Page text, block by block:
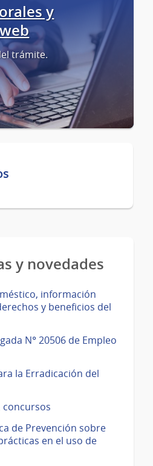
y
trámite.
y novedades
información
y beneficios del
N° 20506 de Empleo
la Erradicación del
concursos
de Prevención sobre
en el uso de